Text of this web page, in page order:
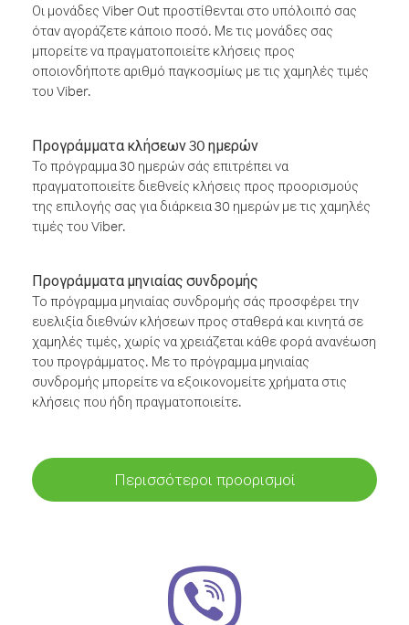
Οι μονάδες Viber Out προστίθενται στο υπόλοιπό σας
όταν αγοράζετε κάποιο ποσό. Με τις μονάδες σας
μπορείτε να πραγματοποιείτε κλήσεις προς
οποιονδήποτε αριθμό παγκοσμίως με τις χαμηλές τιμές
του Viber.
Προγράμματα κλήσεων 30 ημερών
Το πρόγραμμα 30 ημερών σάς επιτρέπει να
πραγματοποιείτε διεθνείς κλήσεις προς προορισμούς
της επιλογής σας για διάρκεια 30 ημερών με τις χαμηλές
τιμές του Viber.
Προγράμματα μηνιαίας συνδρομής
Το πρόγραμμα μηνιαίας συνδρομής σάς προσφέρει την
ευελιξία διεθνών κλήσεων προς σταθερά και κινητά σε
χαμηλές τιμές, χωρίς να χρειάζεται κάθε φορά ανανέωση
του προγράμματος. Με το πρόγραμμα μηνιαίας
συνδρομής μπορείτε να εξοικονομείτε χρήματα στις
κλήσεις που ήδη πραγματοποιείτε.
Περισσότεροι προορισμοί